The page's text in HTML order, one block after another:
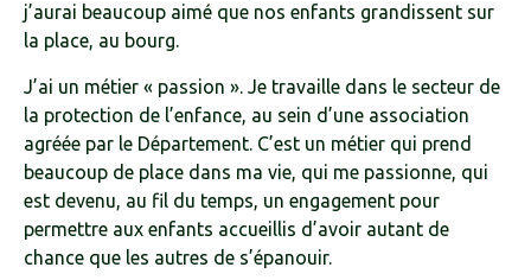
j’aurai beaucoup aimé que nos enfants grandissent sur
la place, au bourg.
J’ai un métier « passion ». Je travaille dans le secteur de
la protection de l’enfance, au sein d’une association
agréée par le Département. C’est un métier qui prend
beaucoup de place dans ma vie, qui me passionne, qui
est devenu, au fil du temps, un engagement pour
permettre aux enfants accueillis d’avoir autant de
chance que les autres de s’épanouir.